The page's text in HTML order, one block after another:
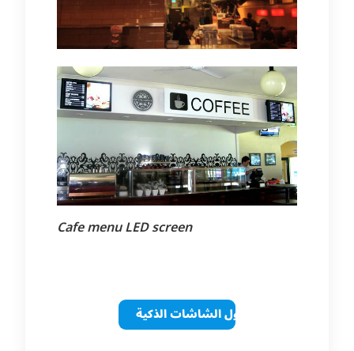
Cafe menu LED screen
حلول الشاشات الذكية